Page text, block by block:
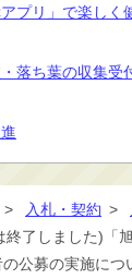
アプリ」で楽し
落ち葉の収集受
> 入札・契約 >
終了しました)「
公募の実施につ